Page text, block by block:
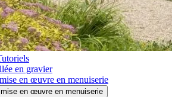
en gravier
en œuvre en menuiserie
en œuvre en menuiserie